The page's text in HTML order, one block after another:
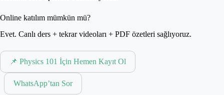
Online katılım mümkün mü?
Evet. Canlı ders + tekrar videoları + PDF özetleri sağlıyoruz.
📌 Physics 101 İçin Hemen Kayıt Ol
WhatsApp’tan Sor